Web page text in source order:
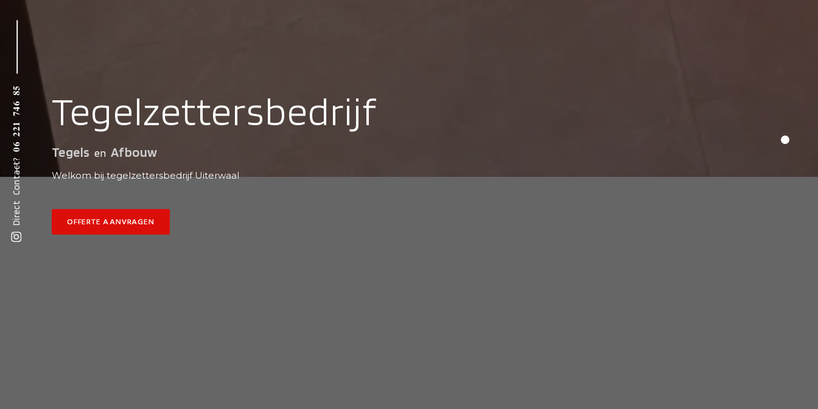
Tegelzettersbedrijf
Tegels en Afbouw
Welkom bij tegelzettersbedrijf Uiterwaal
OFFERTE AANVRAGEN
Direct Contact? 𝟎𝟔 𝟐𝟐𝟏 𝟕𝟒𝟔 𝟖𝟓